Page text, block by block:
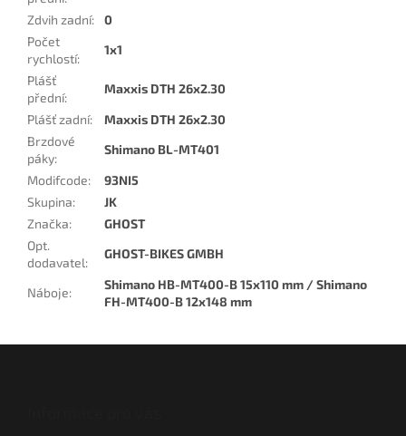
Zdvih zadní:
0
Počet
rychlostí:
1x1
Plášť
přední:
Maxxis DTH 26x2.30
Plášť zadní:
Maxxis DTH 26x2.30
Brzdové
páky:
Shimano BL-MT401
Modifcode:
93NI5
Skupina:
JK
Značka:
GHOST
Opt.
dodavatel:
GHOST-BIKES GMBH
Náboje:
Shimano HB-MT400-B 15x110 mm / Shimano
FH-MT400-B 12x148 mm